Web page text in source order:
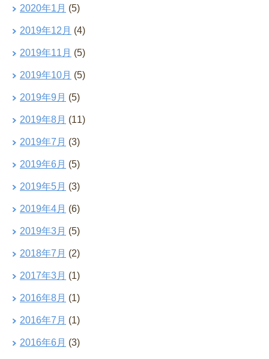
2020年1月 (5)
2019年12月 (4)
2019年11月 (5)
2019年10月 (5)
2019年9月 (5)
2019年8月 (11)
2019年7月 (3)
2019年6月 (5)
2019年5月 (3)
2019年4月 (6)
2019年3月 (5)
2018年7月 (2)
2017年3月 (1)
2016年8月 (1)
2016年7月 (1)
2016年6月 (3)